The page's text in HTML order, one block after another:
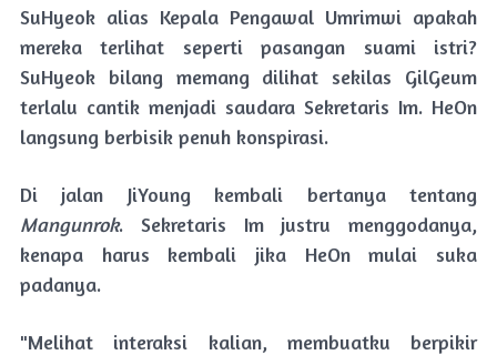
SuHyeok alias Kepala Pengawal Umrimwi apakah
mereka terlihat seperti pasangan suami istri?
SuHyeok bilang memang dilihat sekilas GilGeum
terlalu cantik menjadi saudara Sekretaris Im. HeOn
langsung berbisik penuh konspirasi.
Di jalan JiYoung kembali bertanya tentang
Mangunrok. Sekretaris Im justru menggodanya,
kenapa harus kembali jika HeOn mulai suka
padanya.
"Melihat interaksi kalian, membuatku berpikir